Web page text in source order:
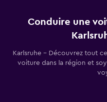
Conduire une
Karlsruhe - Découvrez tout
voiture dans la région et